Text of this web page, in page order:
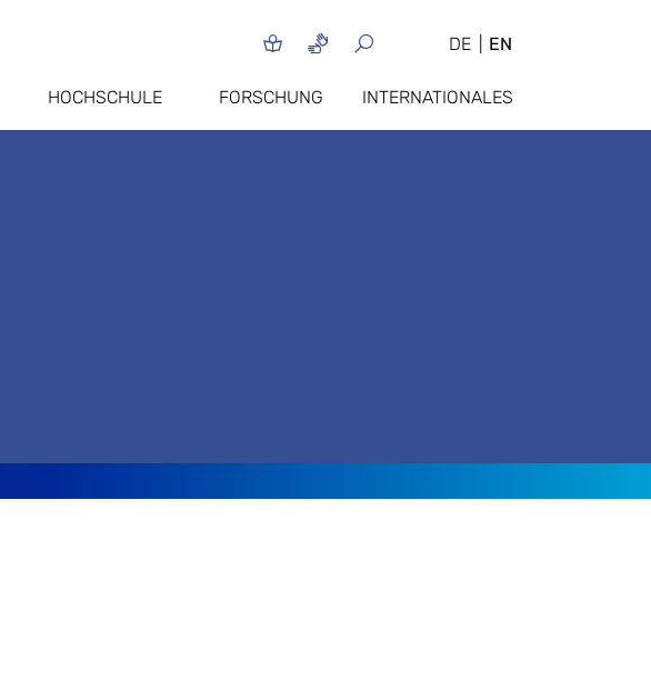
DE EN
HOCHSCHULE FORSCHUNG INTERNATIONALES